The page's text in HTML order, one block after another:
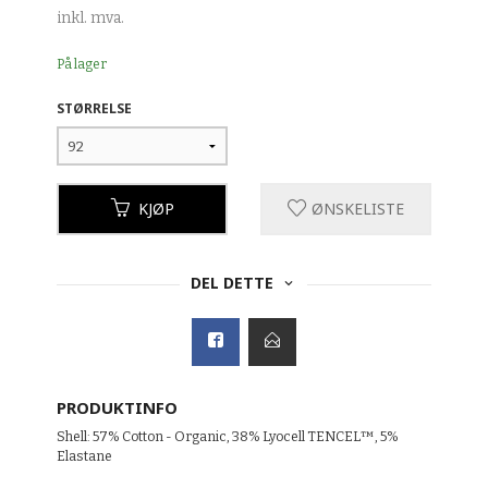
inkl. mva.
På lager
STØRRELSE
KJØP ØNSKELISTE
DEL DETTE
PRODUKTINFO
Shell: 57% Cotton - Organic, 38% Lyocell TENCEL™, 5%
Elastane